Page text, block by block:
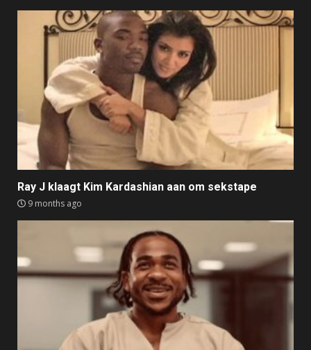
Ray J klaagt Kim Kardashian aan om sekstape
9 months ago